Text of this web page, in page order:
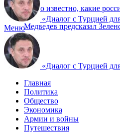
Стало известно, какие
Медведев предсказал
«Диалог с Турцией
Меню
«Диалог с Турцией
Главная
Политика
Общество
Экономика
Армии и войны
Путешествия